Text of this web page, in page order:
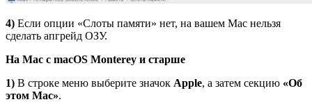
4) Если опции «Слоты памяти» нет, на вашем Mac нельзя
сделать апгрейд ОЗУ.
На Mac с macOS Monterey и старше
1) В строке меню выберите значок Apple, а затем секцию «Об
этом Mac».